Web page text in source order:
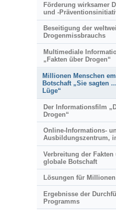
Förderung wirksamer
und -
Beseitigung der
Drogenmissbrauchs
Multimediale
„Fakten über Drogen“
Millionen Menschen
Botschaft „Sie sagten
Lüge“
Der Informationsfilm
Drogen“
Online-Informations-
Ausbildungszentrum,
Verbreitung der
globale Botschaft
Lösungen für
Ergebnisse der
Programms